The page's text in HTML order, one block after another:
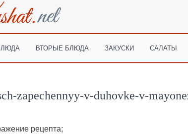
ВТОРЫЕ БЛЮДА ЗАКУСКИ САЛАТЫ
zapechennyy-v-duhovke-v-
;